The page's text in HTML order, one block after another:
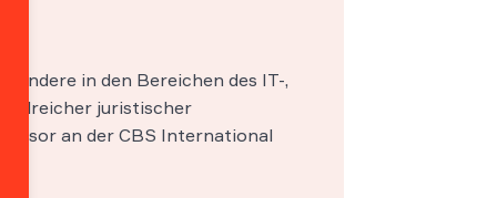
in den Bereichen des IT-,
juristischer
an der CBS International